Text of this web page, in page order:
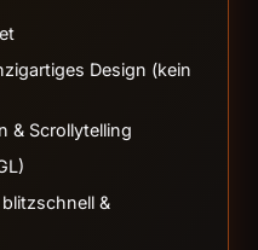
Design (kein
& Scrollytelling
&